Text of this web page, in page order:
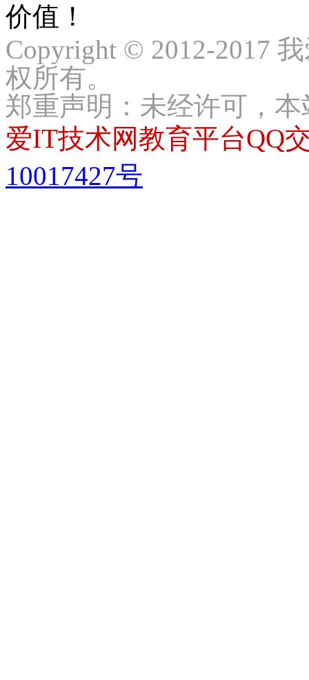
价值！
Copyright © 2012-2017
权所有。
郑重声明：未经许可，
爱IT技术网教育平台QQ
10017427号